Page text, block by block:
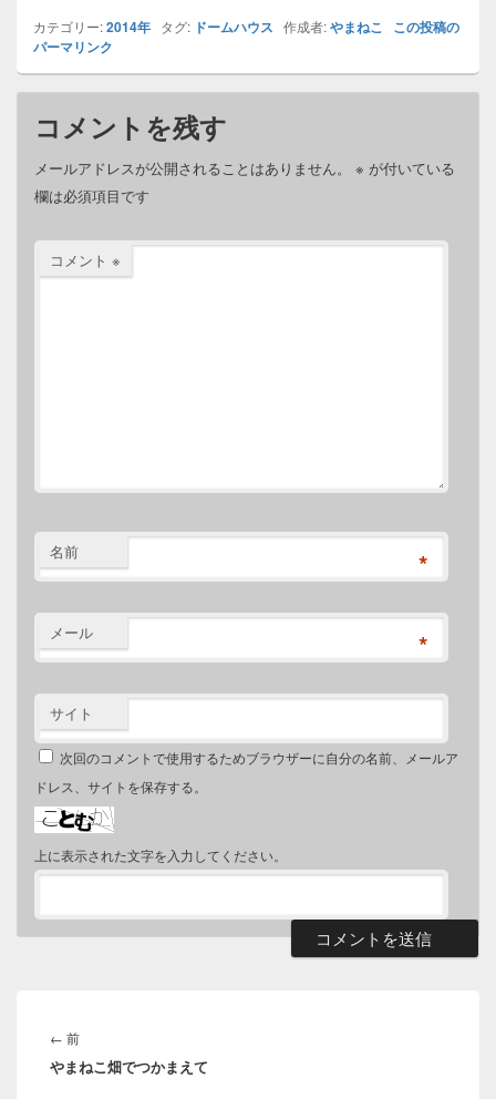
カテゴリー:2014年 タグ: ドームハウス 作成者:やまねこ
この投稿の
パーマリンク
コメントを残す
メールアドレスが公開されることはありません。 ※ が付いている
欄は必須項目です
コメント ※
名前 *
メール *
サイト
次回のコメントで使用するためブラウザーに自分の名前、メールア
ドレス、サイトを保存する。
上に表示された文字を入力してください。
稿
ナ
← 前前
の
やまねこ畑でつかまえて